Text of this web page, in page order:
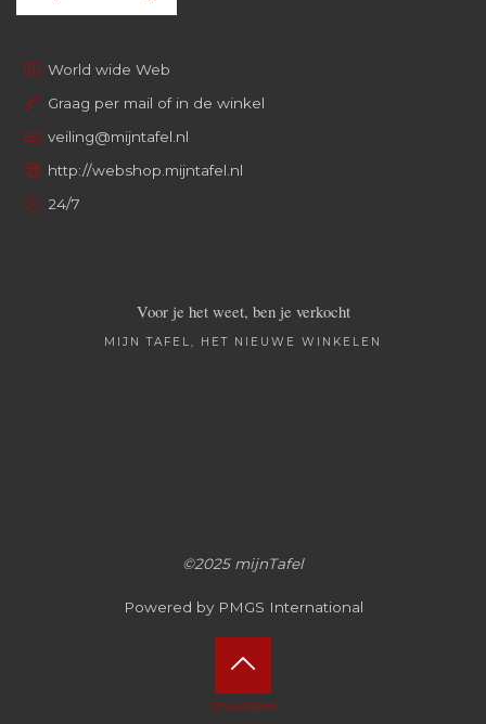
World wide Web
Graag per mail of in de winkel
veiling@mijntafel.nl
http://webshop.mijntafel.nl
24/7
Voor je het weet, ben je verkocht
MIJN TAFEL, HET NIEUWE WINKELEN
©2025 mijnTafel
Powered by PMGS International
ShowRoomTerug